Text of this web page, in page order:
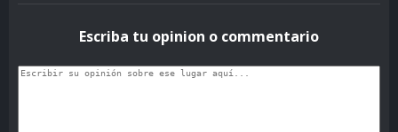
Escriba tu opinion o commentario